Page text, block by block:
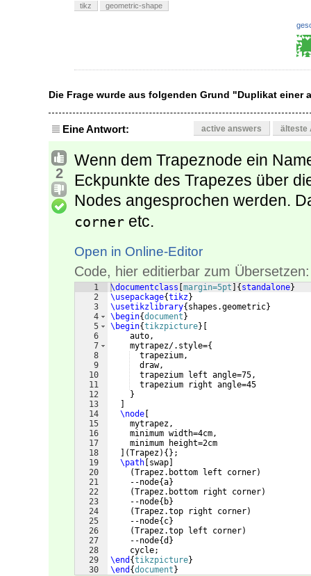
tikz geometric-shape
Die Frage wurde aus folgenden Grund "Duplikat einer
Eine Antwort: active answers älteste
2
Wenn dem Trapeznode ein
Eckpunkte des Trapezes über
Nodes angesprochen werden.
corner etc.
Open in Online-Editor
Code, hier editierbar zum Übersetzen:
1
2
3
4
5
6
7
8
9
10
11
12
13
14
15
16
17
18
19
20
21
22
23
24
25
26
27
28
29
30
\documentclass margin=5pt { standalone}
\usepackage{tikz}
\usetikzlibrary{ shapes.geometric}
\begin{document }
\begin{tikzpicture}
    auto,
    mytrapez/.style=
{
  trapezium,
  draw,
  trapezium left angle=75,
  trapezium right angle=45
}
\node
    mytrapez,
    minimum width=4cm,
    minimum height=2cm
(Trapez) { } ;
\path swap
(Trapez.bottom left corner)
    --node
{a}
(Trapez.bottom right corner)
    --node
{ b}
(Trapez.top right corner)
    --node
{ c}
(Trapez.top left corner)
    --node
{d }
    cycle;
\end {tikzpicture}
\end {document }